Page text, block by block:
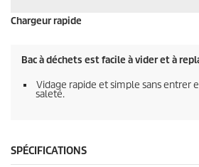
Chargeur rapide
Bac à déchets est facile à vider et à
Vidage rapide et simple sans entrer
saleté.
SPÉCIFICATIONS